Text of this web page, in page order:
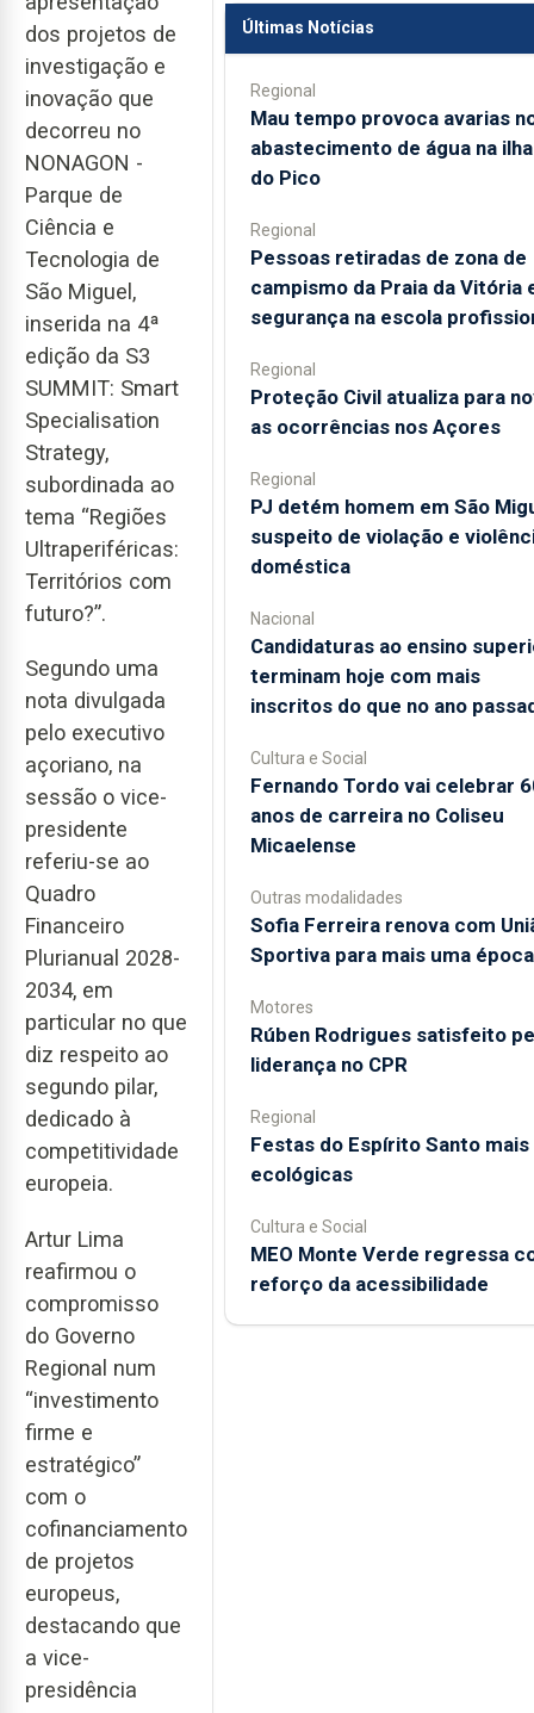
dos projetos de
investigação e
inovação que
decorreu no
NONAGON -
Parque de
Ciência e
Tecnologia de
São Miguel,
inserida na 4ª
edição da S3
SUMMIT: Smart
Specialisation
Strategy,
subordinada ao
tema “Regiões
Ultraperiféricas:
Territórios com
futuro?”.
Segundo uma
nota divulgada
pelo executivo
açoriano, na
sessão o vice-
presidente
referiu-se ao
Quadro
Financeiro
Plurianual 2028-
2034, em
particular no que
diz respeito ao
segundo pilar,
dedicado à
competitividade
europeia.
Artur Lima
reafirmou o
compromisso
do Governo
Regional num
“investimento
firme e
estratégico”
com o
cofinanciamento
de projetos
europeus,
destacando que
a vice-
presidência
Últimas Notícias
Regional
Mau tempo provoca avarias
abastecimento de água na ilha
do Pico
Regional
Pessoas retiradas de zona de
campismo da Praia da Vitória
segurança na escola
Regional
Proteção Civil atualiza para
as ocorrências nos Açores
Regional
PJ detém homem em São
suspeito de violação e
doméstica
Nacional
Candidaturas ao ensino
terminam hoje com mais
inscritos do que no ano
Cultura e Social
Fernando Tordo vai celebrar
anos de carreira no Coliseu
Micaelense
Outras modalidades
Sofia Ferreira renova com
Sportiva para mais uma época
Motores
Rúben Rodrigues satisfeito
liderança no CPR
Regional
Festas do Espírito Santo mais
ecológicas
Cultura e Social
MEO Monte Verde regressa
reforço da acessibilidade